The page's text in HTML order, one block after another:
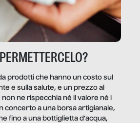
prodotti che hanno un costo sul
e sulla salute, e un prezzo al
ne rispecchia né il valore né i
concerto a una borsa artigianale,
fino a una bottiglietta d’acqua,